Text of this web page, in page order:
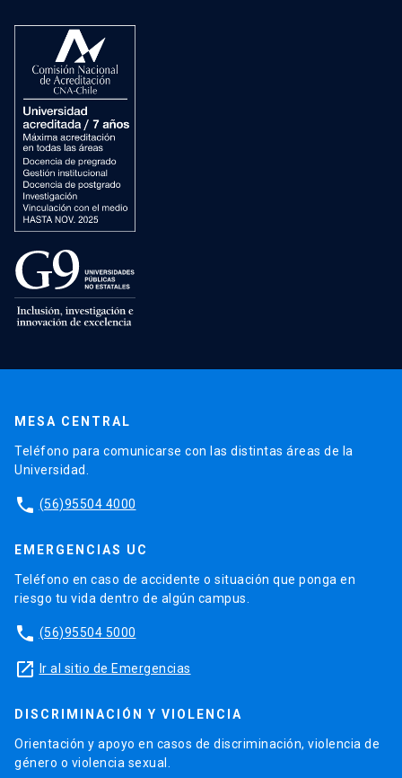
MESA CENTRAL
Teléfono para comunicarse con las distintas áreas de la
Universidad.
phone (56)95504 4000
EMERGENCIAS UC
Teléfono en caso de accidente o situación que ponga en
riesgo tu vida dentro de algún campus.
phone (56)95504 5000
launch Ir al sitio de Emergencias
DISCRIMINACIÓN Y VIOLENCIA
Orientación y apoyo en casos de discriminación, violencia de
género o violencia sexual.